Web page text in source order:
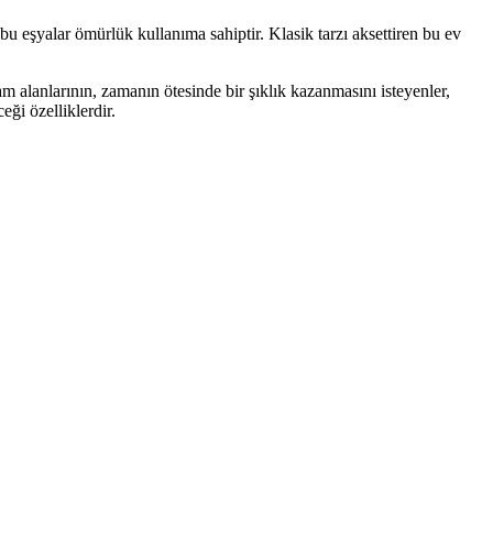
eşyalar ömürlük kullanıma sahiptir. Klasik tarzı aksettiren bu ev
zamanın ötesinde bir şıklık kazanmasını isteyenler,
özelliklerdir.